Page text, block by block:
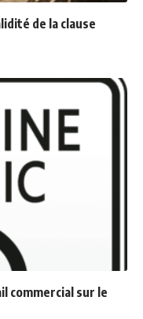
de la clause
commercial sur le